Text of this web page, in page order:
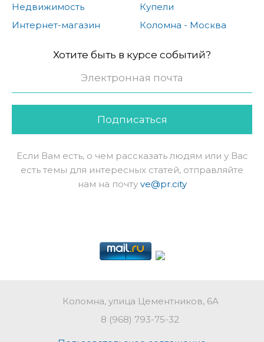
Недвижимость
Интернет-магазин
Купели
Коломна - Москва
Хотите быть в курсе событий?
Подписаться
Если Вам есть, о чем рассказать людям или у Вас
есть темы для интересных статей, отправляйте
нам на почту ve@pr.city
Коломна, улица Цементников, 6А
8 (968) 793-75-32